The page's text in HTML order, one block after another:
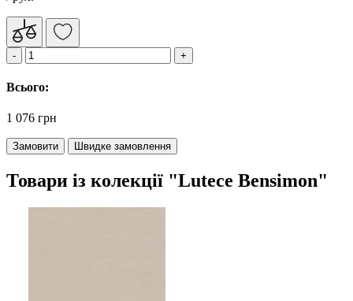
Всього:
1 076 грн
Замовити Швидке замовлення
Товари із колекції "Lutece Bensimon"